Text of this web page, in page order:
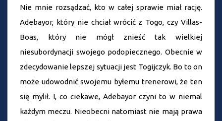
Nie mnie rozsądzać, kto w całej sprawie miał rację.
Adebayor, który nie chciał wrócić z Togo, czy Villas-
Boas, który nie mógł znieść tak wielkiej
niesubordynacji swojego podopiecznego. Obecnie w
zdecydowanie lepszej sytuacji jest Togijczyk. Bo to on
może udowodnić swojemu byłemu trenerowi, że ten
się mylił. I, co ciekawe, Adebayor czyni to w niemal
każdym meczu. Nieobecni natomiast nie mają prawa